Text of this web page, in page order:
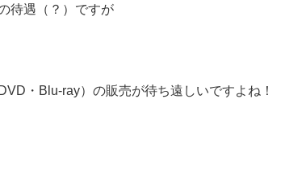
待遇（？）ですが
・Blu-ray）の販売が待ち遠しいですよね！